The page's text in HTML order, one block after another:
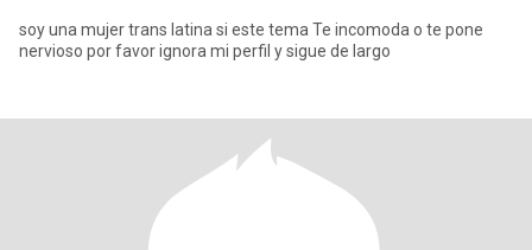
soy una mujer trans latina si este tema Te incomoda o te pone
nervioso por favor ignora mi perfil y sigue de largo